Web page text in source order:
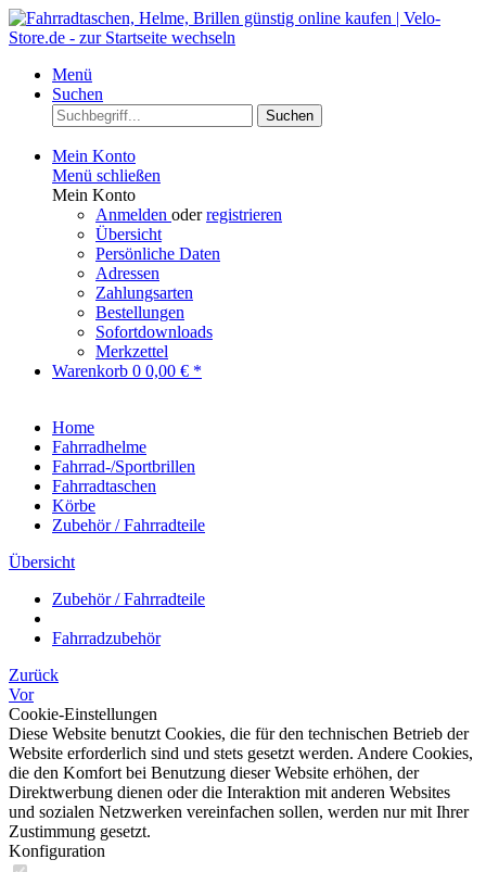
Menü
Suchen
Suchen
Mein Konto
Menü schließen
Mein Konto
Anmelden oderregistrieren
Übersicht
Persönliche Daten
Adressen
Zahlungsarten
Bestellungen
Sofortdownloads
Merkzettel
Warenkorb 0 0,00 € *
Home
Fahrradhelme
Fahrrad-/Sportbrillen
Fahrradtaschen
Körbe
Zubehör / Fahrradteile
Übersicht
Zubehör / Fahrradteile
Fahrradzubehör
Zurück
Vor
Cookie-Einstellungen
Diese Website benutzt Cookies, die für den technischen Betrieb der
Website erforderlich sind und stets gesetzt werden. Andere Cookies,
die den Komfort bei Benutzung dieser Website erhöhen, der
Direktwerbung dienen oder die Interaktion mit anderen Websites
und sozialen Netzwerken vereinfachen sollen, werden nur mit Ihrer
Zustimmung gesetzt.
Konfiguration